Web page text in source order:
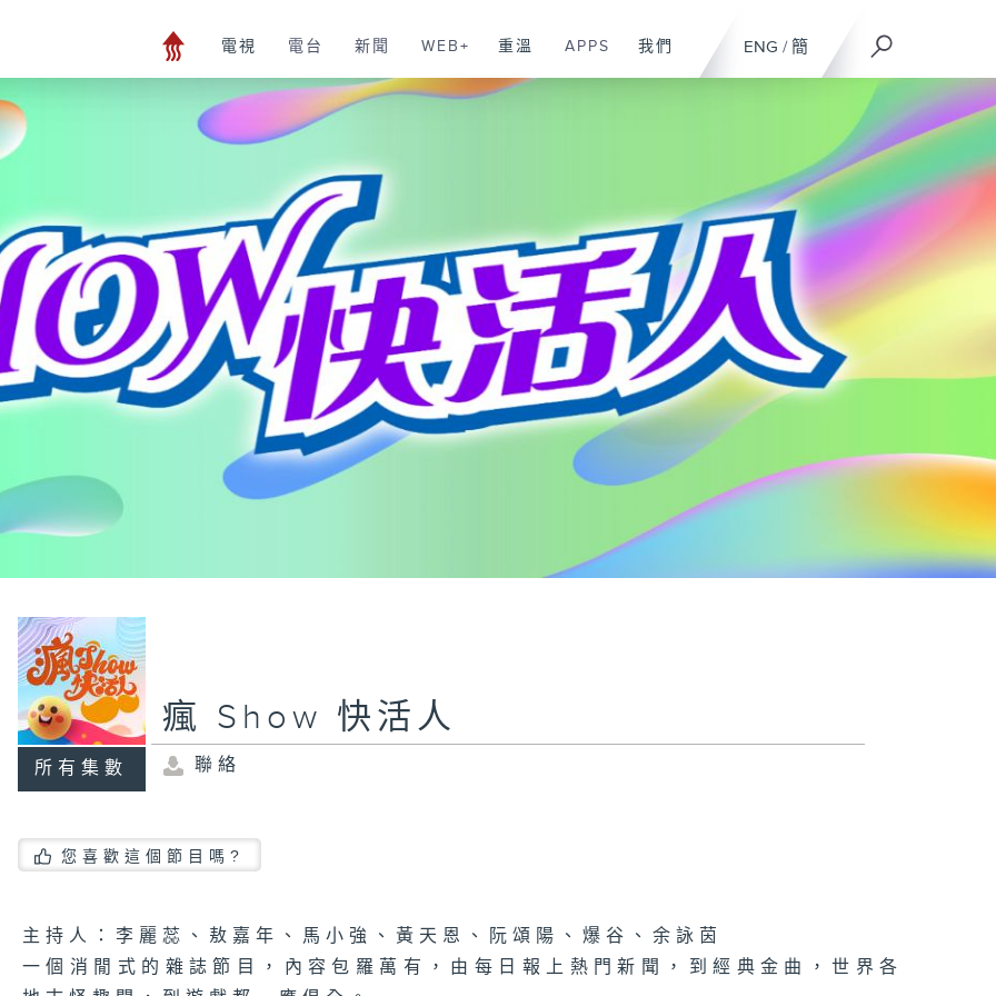
ENG / 簡
電視 電台 新聞 WEB+ 重溫 APPS 我們
所有集數
瘋 Show 快活人
聯絡
您喜歡這個節目嗎?
主持人：李麗蕊、敖嘉年、馬小強、黃天恩、阮頌陽、爆谷、余詠茵
一個消閒式的雜誌節目，內容包羅萬有，由每日報上熱門新聞，到經典金曲，世界各